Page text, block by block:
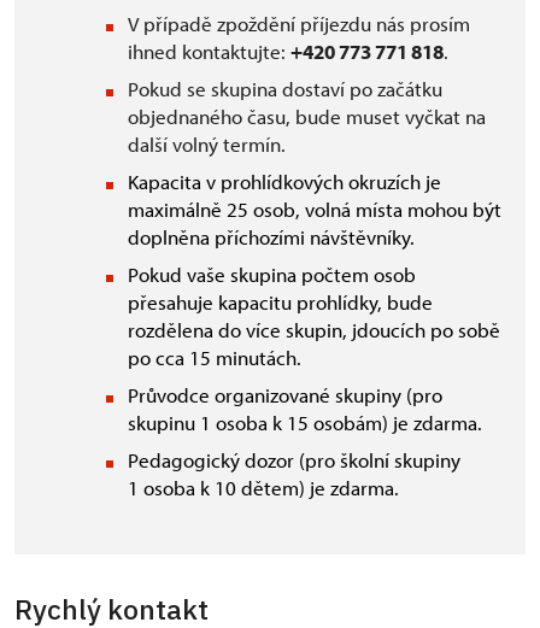
V případě zpoždění příjezdu nás prosím
ihned kontaktujte: +420 773 771 818.
Pokud se skupina dostaví po začátku
objednaného času, bude muset vyčkat na
další volný termín.
Kapacita v prohlídkových okruzích je
maximálně 25 osob, volná místa mohou být
doplněna příchozími návštěvníky.
Pokud vaše skupina počtem osob
přesahuje kapacitu prohlídky, bude
rozdělena do více skupin, jdoucích po sobě
po cca 15 minutách.
Průvodce organizované skupiny (pro
skupinu 1 osoba k 15 osobám) je zdarma.
Pedagogický dozor (pro školní skupiny
1 osoba k 10 dětem) je zdarma.
Rychlý kontakt